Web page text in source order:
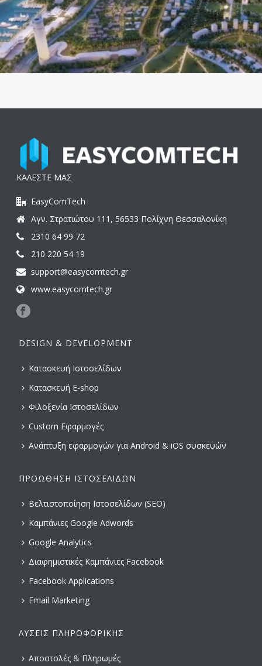
ΚΑΛΕΣΤΕ ΜΑΣ
EasyComTech
Αγν. Στρατιώτου 111, 56533 Πολίχνη Θεσσαλονίκη
2310 64 99 72
210 220 54 19
support@easycomtech.gr
www.easycomtech.gr
DESIGN & DEVELOPMENT
Κατασκευή Ιστοσελίδων
Κατασκευή E-shop
Φιλοξενία Ιστοσελίδων
Custom Εφαρμογές
Ανάπτυξη εφαρμογών για Android & iOS συσκευών
ΠΡΟΏΘΗΣΗ ΙΣΤΟΣΕΛΊΔΩΝ
Βελτιστοποίηση Ιστοσελίδων (SEO)
Καμπάνιες Google Adwords
Google Analytics
Διαφημιστικές Καμπάνιες Facebook
Facebook Applications
Email Marketing
ΛΎΣΕΙΣ ΠΛΗΡΟΦΟΡΙΚΉΣ
Αποστολές & Πληρωμές